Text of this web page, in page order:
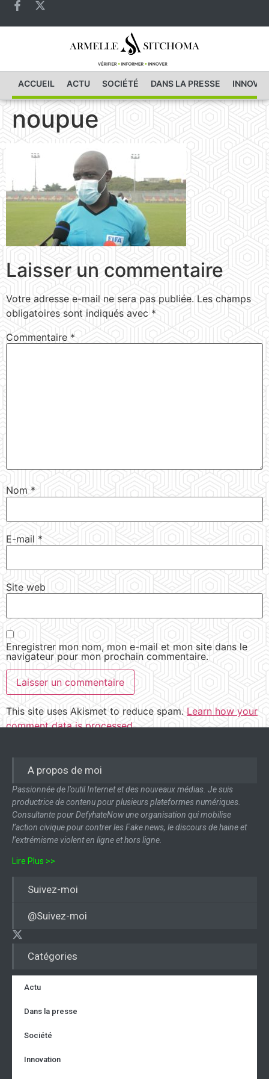
ACCUEIL ACTU SOCIÉTÉ DANS LA PRESSE
noupue
Laisser un commentaire
Votre adresse e-mail ne sera pas publiée. Les champs
obligatoires sont indiqués avec *
Commentaire *
Nom*
E-mail *
Site web
Enregistrer mon nom, mon e-mail et mon site dans le
navigateur pour mon prochain commentaire.
This site uses Akismet to reduce spam. Learn how your
comment data is processed.
Catégories
Actu
Dans la presse
Société
Innovation
A propos de moi
Passionnée de l’outil Internet et des nouveaux médias. Je suis
productrice de contenu pour plusieurs plateformes numériques.
Consultante pour DefyhateNow une organisation qui mobilise
l’action civique pour contrer les Fake news, le discours de haine et
l’extrémisme violent en ligne et hors ligne.
Lire Plus >>
Suivez-moi
@Suivez-moi